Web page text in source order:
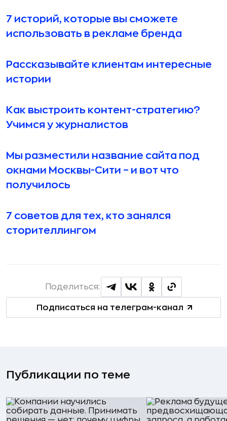
7 историй, которые вы сможете
использовать в рекламе бренда
Рассказывайте клиентам интересные
истории
Как выстроить контент-стратегию?
Учимся у журналистов
Мы разместили название сайта под
окнами Москвы-Сити – и вот что
получилось
7 советов для тех, кто занялся
сторителлингом
Подписаться на телеграм-канал
Поделиться:
Публикации по теме